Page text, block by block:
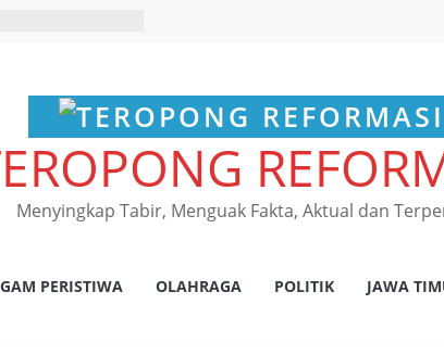
Menyingkap Tabir, Menguak Fakta, Aktual dan
PERISTIWA OLAHRAGA POLITIK JAWA